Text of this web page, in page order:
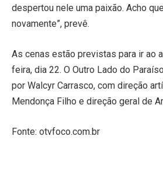
despertou nele uma paixão. Acho
novamente”, prevê.
As cenas estão previstas para ir ao
feira, dia 22. O Outro Lado do
por Walcyr Carrasco, com direção
Mendonça Filho e direção geral de
Fonte: otvfoco.com.br